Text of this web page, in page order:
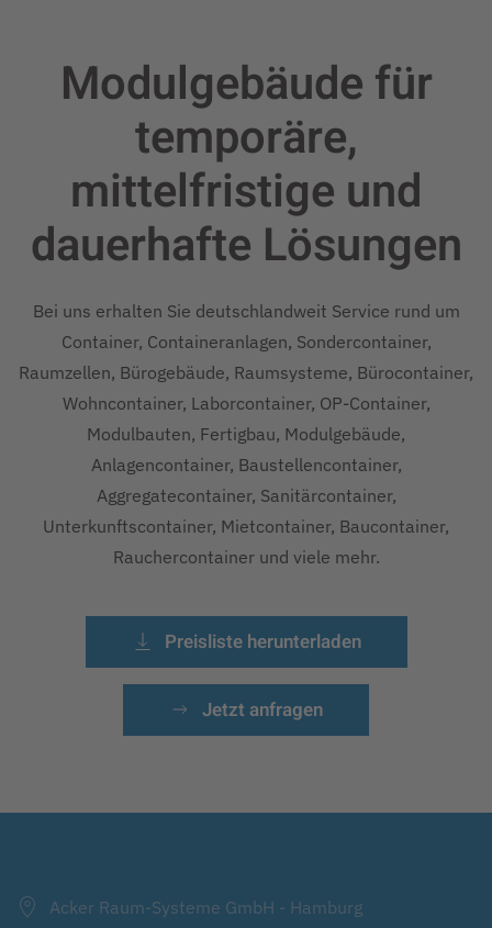
Modulgebäude für
temporäre,
mittelfristige und
dauerhafte Lösungen
Bei uns erhalten Sie deutschlandweit Service rund um
Container, Containeranlagen, Sondercontainer,
Raumzellen, Bürogebäude, Raumsysteme, Bürocontainer,
Wohncontainer, Laborcontainer, OP-Container,
Modulbauten, Fertigbau, Modulgebäude,
Anlagencontainer, Baustellencontainer,
Aggregatecontainer, Sanitärcontainer,
Unterkunftscontainer, Mietcontainer, Baucontainer,
Rauchercontainer und viele mehr.
Preisliste herunterladen
Jetzt anfragen
Acker Raum-Systeme GmbH - Hamburg